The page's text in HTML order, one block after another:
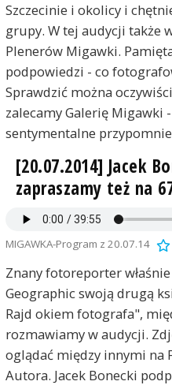
Szczecinie i okolicy i
grupy. W tej audycji także
Plenerów Migawki.
podpowiedzi - co
Sprawdzić można
zalecamy Galerię Migawki
sentymentalne
[20.07.2014] Jacek
zapraszamy też na
MIGAWKA-Program z 20.07.14
Znany fotoreporter
Geographic swoją drugą
Rajd okiem fotografa",
rozmawiamy w audycji.
oglądać między innymi na
Autora. Jacek Bonecki